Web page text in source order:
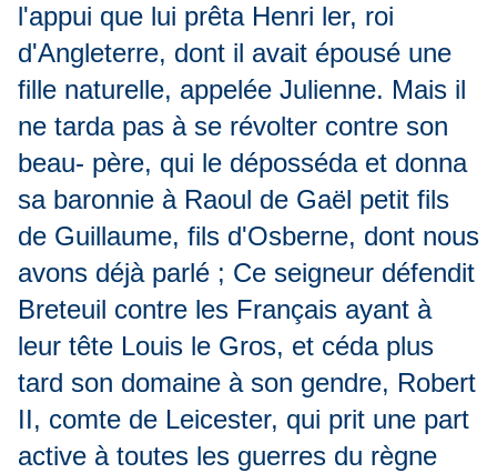
l'appui que lui prêta Henri ler, roi
d'Angleterre, dont il avait épousé une
fille naturelle, appelée Julienne. Mais il
ne tarda pas à se révolter contre son
beau- père, qui le déposséda et donna
sa baronnie à Raoul de Gaël petit fils
de Guillaume, fils d'Osberne, dont nous
avons déjà parlé ; Ce seigneur défendit
Breteuil contre les Français ayant à
leur tête Louis le Gros, et céda plus
tard son domaine à son gendre, Robert
II, comte de Leicester, qui prit une part
active à toutes les guerres du règne